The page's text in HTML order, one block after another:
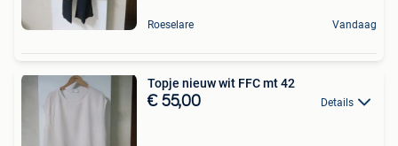
Roeselare Vandaag
Topje nieuw wit FFC mt 42
€ 55,00 Details